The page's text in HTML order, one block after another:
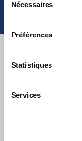
Nécessaires
Préférences
Statistiques
Services
PETITS COLIS :